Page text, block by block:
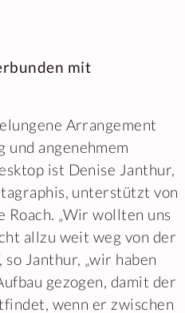
mit
Arrangement
angenehmem
ist Denise Janthur,
unterstützt von
„Wir wollten uns
allzu weit weg von der
so Janthur, „wir haben
gezogen, damit der
wenn er zwischen